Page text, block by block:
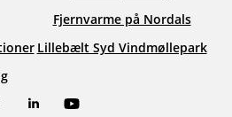
Fjernvarme på Nordals
Lillebælt Syd Vindmøllepark
LinkedInYouTube